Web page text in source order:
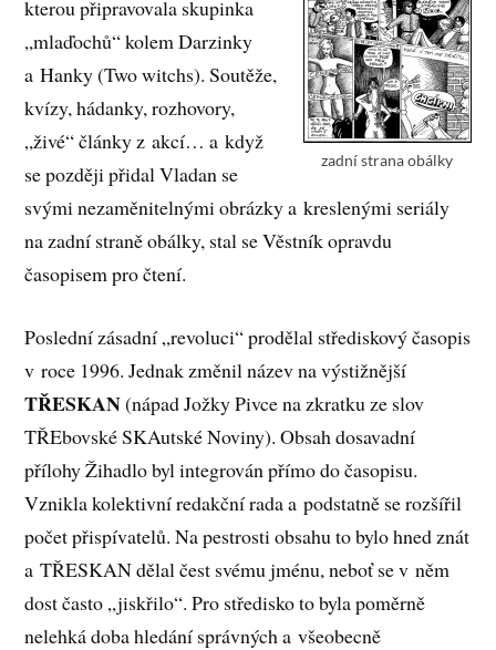
zadní strana obálky
kterou připravovala skupinka
„mlaďochů“ kolem Darzinky
a Hanky (Two witchs). Soutěže,
kvízy, hádanky, rozhovory,
„živé“ články z akcí… a když
se později přidal Vladan se
svými nezaměnitelnými obrázky a kreslenými seriály
na zadní straně obálky, stal se Věstník opravdu
časopisem pro čtení.
Poslední zásadní „revoluci“ prodělal střediskový časopis
v roce 1996. Jednak změnil název na výstižnější
TŘESKAN(nápad Jožky Pivce na zkratku ze slov
TŘEbovské SKAutské Noviny). Obsah dosavadní
přílohy Žihadlo byl integrován přímo do časopisu.
Vznikla kolektivní redakční rada a podstatně se rozšířil
počet přispívatelů. Na pestrosti obsahu to bylo hned znát
a TŘESKAN dělal čest svému jménu, neboť se v něm
dost často „jiskřilo“. Pro středisko to byla poměrně
nelehká doba hledání správných a všeobecně